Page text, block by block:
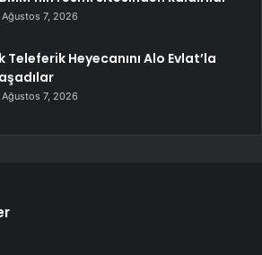
Ağustos 7, 2026
Teleferik Heyecanını Alo Evlat’la
Ağustos 7, 2026